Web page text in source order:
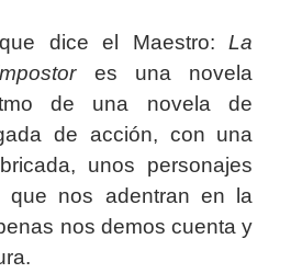
que dice el Maestro:La
es una novela
de una novela de
de acción, con una
unos personajes
que nos adentran en la
nos demos cuenta y